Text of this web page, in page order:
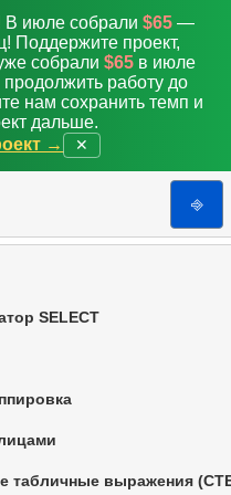
В июле собрали $65 —
Поддержите проект,
собрали $65в июле
работу до
нам сохранить темп и
дальше.
→
✕
⎆
SELECT
в SQL
табличные выражения